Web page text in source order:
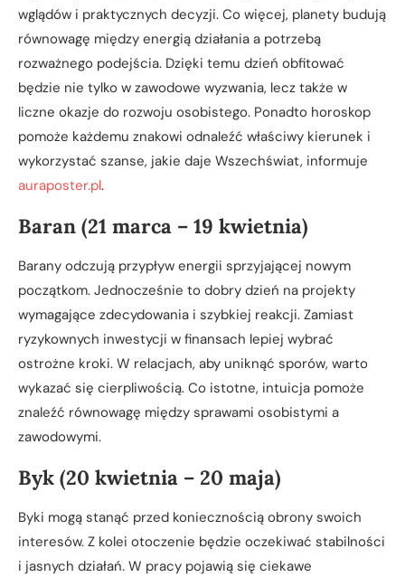
wglądów i praktycznych decyzji. Co więcej, planety budują
równowagę między energią działania a potrzebą
rozważnego podejścia. Dzięki temu dzień obfitować
będzie nie tylko w zawodowe wyzwania, lecz także w
liczne okazje do rozwoju osobistego. Ponadto horoskop
pomoże każdemu znakowi odnaleźć właściwy kierunek i
wykorzystać szanse, jakie daje Wszechświat, informuje
auraposter.pl.
Baran (21 marca – 19 kwietnia)
Barany odczują przypływ energii sprzyjającej nowym
początkom. Jednocześnie to dobry dzień na projekty
wymagające zdecydowania i szybkiej reakcji. Zamiast
ryzykownych inwestycji w finansach lepiej wybrać
ostrożne kroki. W relacjach, aby uniknąć sporów, warto
wykazać się cierpliwością. Co istotne, intuicja pomoże
znaleźć równowagę między sprawami osobistymi a
zawodowymi.
Byk (20 kwietnia – 20 maja)
Byki mogą stanąć przed koniecznością obrony swoich
interesów. Z kolei otoczenie będzie oczekiwać stabilności
i jasnych działań. W pracy pojawią się ciekawe